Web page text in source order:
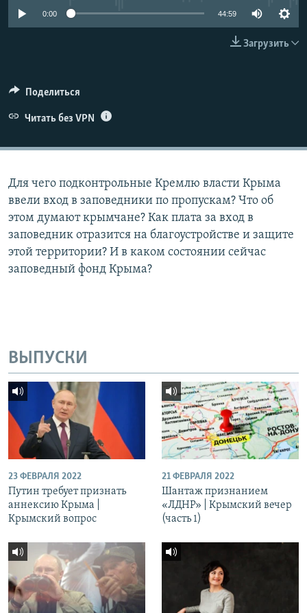
ПОБЕДИТЕЛЕЙ НЕ СУДЯТ?
УКРАИНСКАЯ ПРОБЛЕМА КРЫМА
ПРИСОЕДИНЯЙТЕСЬ!
0:00 44:59
Загрузить
Поделиться
Читать без VPN
Для чего подконтрольные Кремлю власти Крыма
ввели вход в заповедники по пропускам? Что об
этом думают крымчане? Как плата за вход в
заповедник отразится на благоустройстве и защите
этой территории? И в каком состоянии сейчас
заповедный фонд Крыма?
ВЫПУСКИ
23 ФЕВРАЛЯ 2022
Путин требует признать
аннексию Крыма |
Крымский вопрос
21 ФЕВРАЛЯ 2022
Шантаж признанием
«ЛДНР» | Крымский вечер
(часть 1)